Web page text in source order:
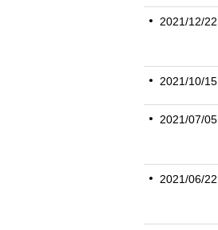
2021/12/22
2021/10/15
2021/07/05
2021/06/22